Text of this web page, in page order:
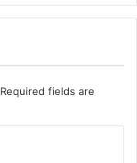
Required fields are